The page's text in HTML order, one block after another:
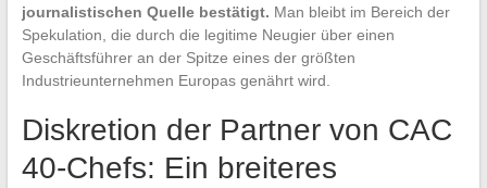
journalistischen Quelle bestätigt. Man bleibt im Bereich der
Spekulation, die durch die legitime Neugier über einen
Geschäftsführer an der Spitze eines der größten
Industrieunternehmen Europas genährt wird.
Diskretion der Partner von CAC
40-Chefs: Ein breiteres